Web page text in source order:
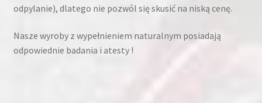
odpylanie), dlatego nie pozwól się skusić na niską cenę.
Nasze wyroby z wypełnieniem naturalnym posiadają
odpowiednie badania i atesty !